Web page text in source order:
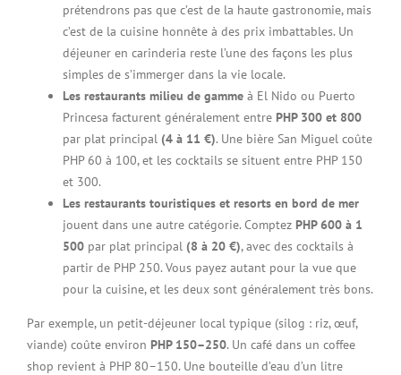
prétendrons pas que c’est de la haute gastronomie, mais
c’est de la cuisine honnête à des prix imbattables. Un
déjeuner en carinderia reste l’une des façons les plus
simples de s’immerger dans la vie locale.
Les restaurants milieu de gamme à El Nido ou Puerto
Princesa facturent généralement entre PHP 300 et 800
par plat principal (4 à 11 €). Une bière San Miguel coûte
PHP 60 à 100, et les cocktails se situent entre PHP 150
et 300.
Les restaurants touristiques et resorts en bord de mer
jouent dans une autre catégorie. Comptez PHP 600 à 1
500 par plat principal (8 à 20 €), avec des cocktails à
partir de PHP 250. Vous payez autant pour la vue que
pour la cuisine, et les deux sont généralement très bons.
Par exemple, un petit-déjeuner local typique (silog : riz, œuf,
viande) coûte environ PHP 150–250. Un café dans un coffee
shop revient à PHP 80–150. Une bouteille d’eau d’un litre